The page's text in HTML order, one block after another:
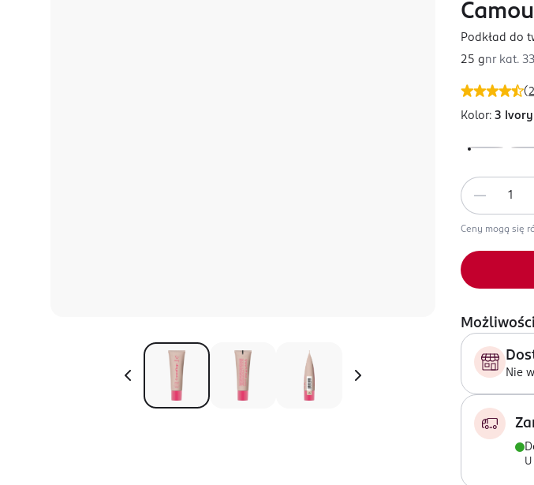
(
Podkład do
25 gnr kat.
Kolor: 3 Ivory
Ceny mogą się
Nie